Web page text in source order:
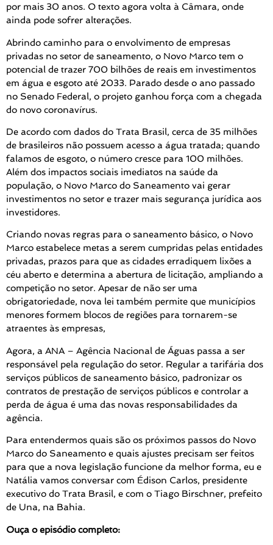
por mais 30 anos. O texto agora volta à Câmara, onde
ainda pode sofrer alterações.
Abrindo caminho para o envolvimento de empresas
privadas no setor de saneamento, o Novo Marco tem o
potencial de trazer 700 bilhões de reais em investimentos
em água e esgoto até 2033. Parado desde o ano passado
no Senado Federal, o projeto ganhou força com a chegada
do novo coronavírus.
De acordo com dados do Trata Brasil, cerca de 35 milhões
de brasileiros não possuem acesso a água tratada; quando
falamos de esgoto, o número cresce para 100 milhões.
Além dos impactos sociais imediatos na saúde da
população, o Novo Marco do Saneamento vai gerar
investimentos no setor e trazer mais segurança jurídica aos
investidores.
Criando novas regras para o saneamento básico, o Novo
Marco estabelece metas a serem cumpridas pelas entidades
privadas, prazos para que as cidades erradiquem lixões a
céu aberto e determina a abertura de licitação, ampliando a
competição no setor. Apesar de não ser uma
obrigatoriedade, nova lei também permite que municípios
menores formem blocos de regiões para tornarem-se
atraentes às empresas,
Agora, a ANA – Agência Nacional de Águas passa a ser
responsável pela regulação do setor. Regular a tarifária dos
serviços públicos de saneamento básico, padronizar os
contratos de prestação de serviços públicos e controlar a
perda de água é uma das novas responsabilidades da
agência.
Para entendermos quais são os próximos passos do Novo
Marco do Saneamento e quais ajustes precisam ser feitos
para que a nova legislação funcione da melhor forma, eu e
Natália vamos conversar com Édison Carlos, presidente
executivo do Trata Brasil, e com o Tiago Birschner, prefeito
de Una, na Bahia.
Ouça o episódio completo: